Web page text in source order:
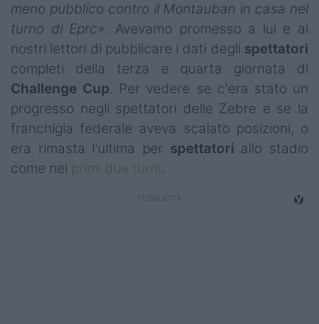
Super Rugby
Rugby in TV
Mercato
Serie A Elite
Campionati
Serie A
meno pubblico contro il Montauban in casa nel
turno di Eprc». Avevamo promesso a lui e ai
nostri lettori di pubblicare i dati degli spettatori
completi della terza e quarta giornata di
Challenge Cup. Per vedere se c'era stato un
progresso negli spettatori delle Zebre e se la
franchigia federale aveva scalato posizioni, o
era rimasta l'ultima per spettatori allo stadio
come nei primi due turni.